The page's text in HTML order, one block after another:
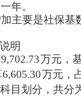
年。
主要是社保基
明
9,702.73万元，
6,605.30万元，
目划分，共分